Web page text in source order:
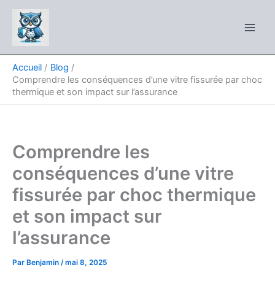
contenu
Accueil
Blog
Comprendre les conséquences d’une vitre fissurée par choc
thermique et son impact sur l’assurance
Comprendre les
conséquences d’une vitre
fissurée par choc thermique
et son impact sur
l’assurance
Par Benjamin /mai 8, 2025